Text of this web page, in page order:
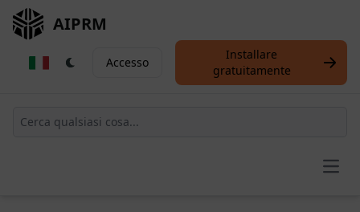
AIPRM
Accesso
Installare
gratuitamente